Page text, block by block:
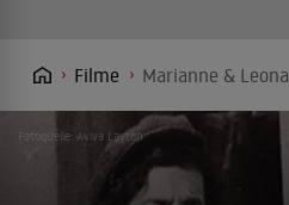
Filme Marianne &
Fotoquelle: Aviva Layton